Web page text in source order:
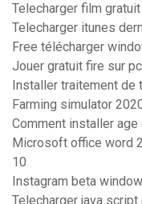
Telecharger film
Telecharger itunes
Free télécharger
Jouer gratuit fire sur
Installer traitement de
Farming simulator
Comment installer
Microsoft office word
10
Instagram beta
Telecharger java